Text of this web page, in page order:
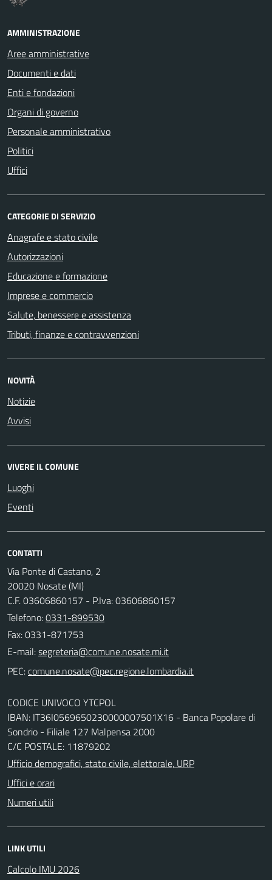
AMMINISTRAZIONE
Aree amministrative
Documenti e dati
Enti e fondazioni
Organi di governo
Personale amministrativo
Politici
Uffici
CATEGORIE DI SERVIZIO
Anagrafe e stato civile
Autorizzazioni
Educazione e formazione
Imprese e commercio
Salute, benessere e assistenza
Tributi, finanze e contravvenzioni
NOVITÀ
Notizie
Avvisi
VIVERE IL COMUNE
Luoghi
Eventi
CONTATTI
Via Ponte di Castano, 2
20020 Nosate (MI)
C.F. 03606860157 - P.Iva: 03606860157
Telefono:0331-899530
Fax: 0331-871753
E-mail:
PEC:
CODICE UNIVOCO YTCPOL
IBAN: IT36I0569650230000007501X16 - Banca Popolare di
Sondrio - Filiale 127 Malpensa 2000
C/C POSTALE: 11879202
Ufficio demografici, stato civile, elettorale, URP
Uffici e orari
Numeri utili
LINK UTILI
Calcolo IMU 2026